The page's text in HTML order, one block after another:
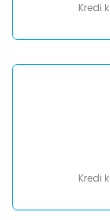
Kredi
Kredi